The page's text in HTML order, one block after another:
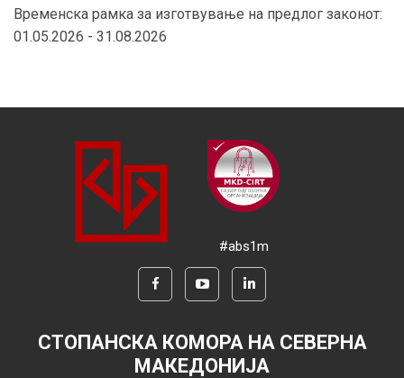
Временска рамка за изготвување на предлог законот:
01.05.2026 - 31.08.2026
#abs1m
СТОПАНСКА КОМОРА НА СЕВЕРНА
МАКЕДОНИЈА